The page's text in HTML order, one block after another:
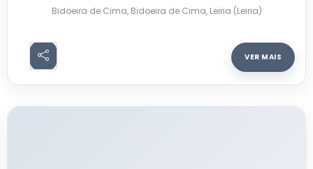
Bidoeira de Cima, Bidoeira de Cima, Leiria (Leiria)
VER MAIS